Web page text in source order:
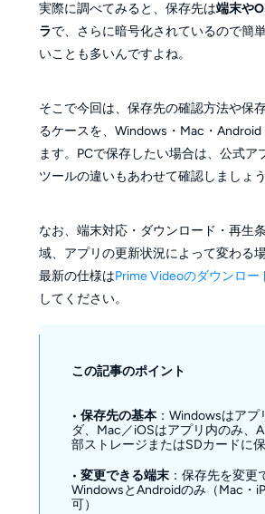
実際に調べてみると、保存先は端末や
ラで、さらに暗号化されているので簡
いことも多いんですよね。
そこで今回は、保存先の確認方法や保
るケースを、Windows・Mac・Android
ます。PCで保存したい場合は、公式ア
ツールの違いもあわせて確認しましょう
なお、端末対応・ダウンロード・再生
域、アプリの更新状況によって変わる
最新の仕様はPrime Videoのダウンロー
してください。
この記事のポイント
• 保存先の基本：Windowsはアプ
ダ、Mac／iOSはアプリ内のみ、
部ストレージまたはSDカードに
• 変更できる端末：保存先を変更
WindowsとAndroidのみ（Mac・
可）